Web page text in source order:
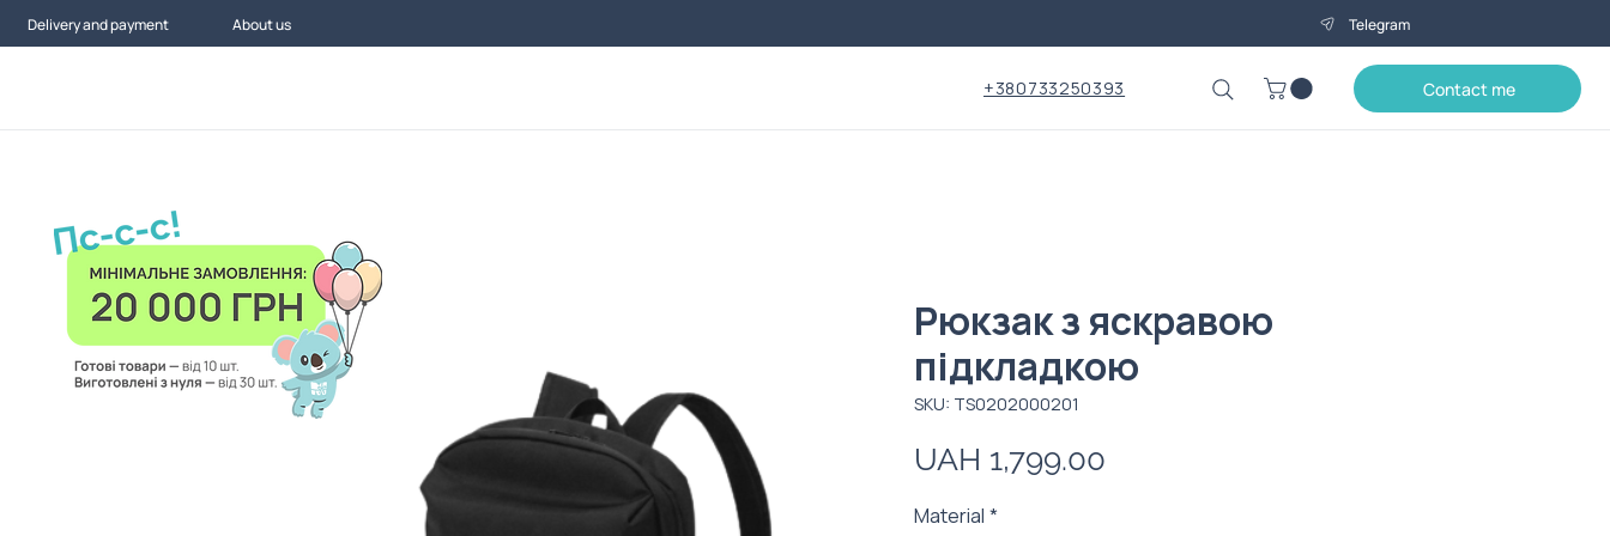
Delivery and payment About us Telegram
+380733250393 Contact me
Рюкзак з яскравою
підкладкою
SKU: TS0202000201
UAH 1,799.00Price
Material *